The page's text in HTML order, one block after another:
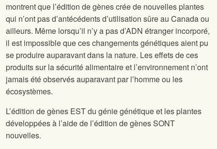
montrent que l’édition de gènes crée de nouvelles plantes
qui n’ont pas d’antécédents d’utilisation sûre au Canada ou
ailleurs. Même lorsqu’il n’y a pas d’ADN étranger incorporé,
il est impossible que ces changements génétiques aient pu
se produire auparavant dans la nature. Les effets de ces
produits sur la sécurité alimentaire et l’environnement n’ont
jamais été observés auparavant par l’homme ou les
écosystèmes.
L’édition de gènes EST du génie génétique et les plantes
développées à l’aide de l’édition de gènes SONT
nouvelles.